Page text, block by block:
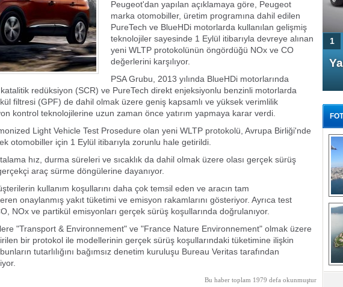
Peugeot'dan yapılan açıklamaya göre, Peugeot
marka otomobiller, üretim programına dahil edilen
PureTech ve BlueHDi motorlarda kullanılan gelişmiş
teknolojiler sayesinde 1 Eylül itibarıyla devreye alınan
yeni WLTP protokolünün öngördüğü NOx ve CO
değerlerini karşılıyor.
PSA Grubu, 2013 yılında BlueHDi motorlarında
katalitik redüksiyon (SCR) ve PureTech direkt enjeksiyonlu benzinli motorlarda
filtresi (GPF) de dahil olmak üzere geniş kapsamlı ve yüksek verimlilik
kontrol teknolojilerine uzun zaman önce yatırım yapmaya karar verdi.
Light Vehicle Test Prosedure olan yeni WLTP protokolü, Avrupa Birliği'nde
otomobiller için 1 Eylül itibarıyla zorunlu hale getirildi.
hız, durma süreleri ve sıcaklık da dahil olmak üzere olası gerçek sürüş
araç sürme döngülerine dayanıyor.
kullanım koşullarını daha çok temsil eden ve aracın tam
onaylanmış yakıt tüketimi ve emisyon rakamlarını gösteriyor. Ayrıca test
NOx ve partikül emisyonları gerçek sürüş koşullarında doğrulanıyor.
"Transport & Environnement" ve "France Nature Environnement" olmak üzere
bir protokol ile modellerinin gerçek sürüş koşullarındaki tüketimine ilişkin
tutarlılığını bağımsız denetim kuruluşu Bureau Veritas tarafından
Bu haber toplam 1979 defa okunmuştur
4 Kapılı AMG GT Coupe
Türkiye'de satışa çıktı
1